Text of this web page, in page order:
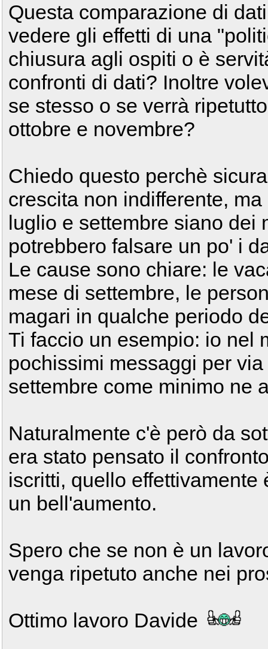
Questa comparazione di
vedere gli effetti di una
chiusura agli ospiti o è
confronti di dati? Inoltre
se stesso o se verrà
ottobre e novembre?
Chiedo questo perchè
crescita non indifferente,
luglio e settembre siano dei
potrebbero falsare un po' i
Le cause sono chiare: le
mese di settembre, le
magari in qualche periodo
Ti faccio un esempio: io nel
pochissimi messaggi per
settembre come minimo ne
Naturalmente c'è però da
era stato pensato il
iscritti, quello
un bell'aumento.
Spero che se non è un
venga ripetuto anche nei
Ottimo lavoro Davide